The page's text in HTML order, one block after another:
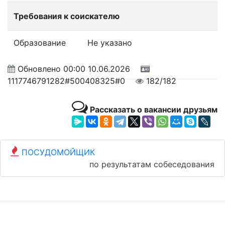
Требования к соискателю
Образование Не указано
Обновлено 00:00 10.06.2026
1117746791282#500408325#0
182/182
Рассказать о вакансии друзьям
ПОСУДОМОЙЩИК
по результатам собеседования